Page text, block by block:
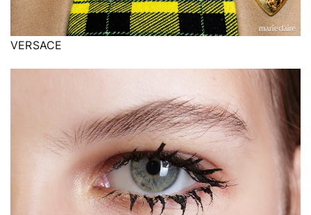
VERSACE